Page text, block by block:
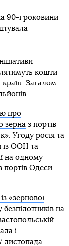
90-і роковини
кошти
країн. Загалом
про
зерназ портів
Угоду росія та
із ООН та
на одному
портів Одеси
«зернової
на
і
листопада